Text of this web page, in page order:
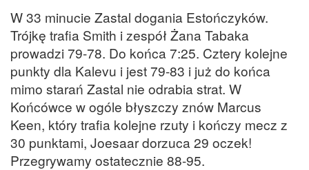
W 33 minucie Zastal dogania Estończyków.
Trójkę trafia Smith i zespół Żana Tabaka
prowadzi 79-78. Do końca 7:25. Cztery kolejne
punkty dla Kalevu i jest 79-83 i już do końca
mimo starań Zastal nie odrabia strat. W
Końcówce w ogóle błyszczy znów Marcus
Keen, który trafia kolejne rzuty i kończy mecz z
30 punktami, Joesaar dorzuca 29 oczek!
Przegrywamy ostatecznie 88-95.